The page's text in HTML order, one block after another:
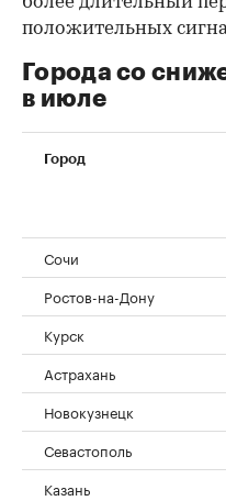
положительных
Города со
в июле
Город
Сочи
Ростов-на-Дону
Курск
Астрахань
Новокузнецк
Севастополь
Казань